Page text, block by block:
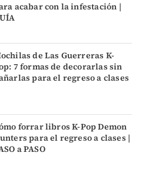
acabar con la infestación |
de Las Guerreras K-
7 formas de decorarlas sin
para el regreso a clases
forrar libros K-Pop Demon
para el regreso a clases |
a PASO